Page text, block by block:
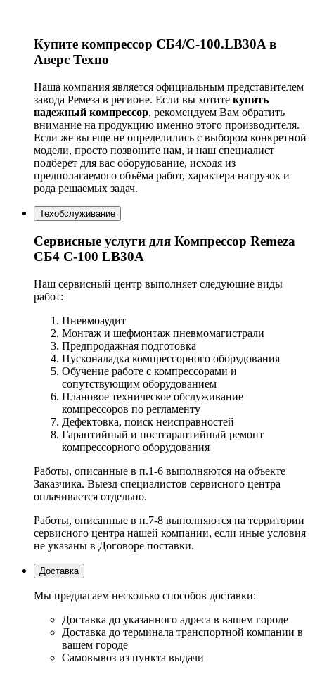
Купите компрессор СБ4/С-100.LB30A в
Аверс Техно
Наша компания является официальным представителем
завода Ремеза в регионе. Если вы хотите купить
надежный компрессор, рекомендуем Вам обратить
внимание на продукцию именно этого производителя.
Если же вы еще не определились с выбором конкретной
модели, просто позвоните нам, и наш специалист
подберет для вас оборудование, исходя из
предполагаемого объёма работ, характера нагрузок и
рода решаемых задач.
Техобслуживание
Сервисные услуги для Компрессор Remeza
СБ4 С-100 LB30A
Наш сервисный центр выполняет следующие виды
работ:
Пневмоаудит
Монтаж и шефмонтаж пневмомагистрали
Предпродажная подготовка
Пусконаладка компрессорного оборудования
Обучение работе с компрессорами и
сопутствующим оборудованием
Плановое техническое обслуживание
компрессоров по регламенту
Дефектовка, поиск неисправностей
Гарантийный и постгарантийный ремонт
компрессорного оборудования
Работы, описанные в п.1-6 выполняются на объекте
Заказчика. Выезд специалистов сервисного центра
оплачивается отдельно.
Работы, описанные в п.7-8 выполняются на территории
сервисного центра нашей компании, если иные условия
не указаны в Договоре поставки.
Доставка
Мы предлагаем несколько способов доставки:
Доставка до указанного адреса в вашем городе
Доставка до терминала транспортной компании в
вашем городе
Самовывоз из пункта выдачи